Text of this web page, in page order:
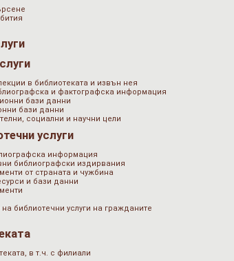
в библиотеката и извън нея
и фактографска информация
бази данни
бази данни
социални и научни цели
услуги
информация
библиографски издирвания
от страната и чужбина
и бази данни
библиотечни услуги на гражданите
в т.ч. с филиали